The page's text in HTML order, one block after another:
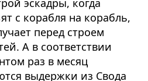
с корабля на корабль,
перед строем
А в соответствии
раз в месяц
выдержки из Свода